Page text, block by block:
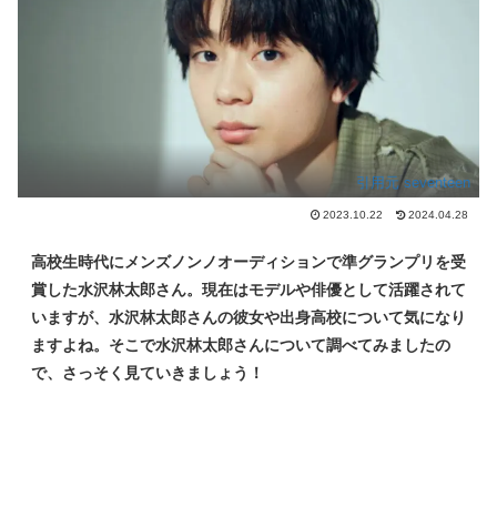
引用元 seventeen
2023.10.22 2024.04.28
高校生時代にメンズノンノオーディションで準グランプリを受
賞した水沢林太郎さん。現在はモデルや俳優として活躍されて
いますが、水沢林太郎さんの彼女や出身高校について気になり
ますよね。そこで水沢林太郎さんについて調べてみましたの
で、 さっそく見ていきましょう！